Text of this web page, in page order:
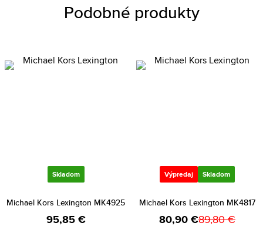
Podobné produkty
Skladom
Michael Kors Lexington MK4925
95,85 €
Výpredaj Skladom
Michael Kors Lexington MK4817
80,90 €89,80 €